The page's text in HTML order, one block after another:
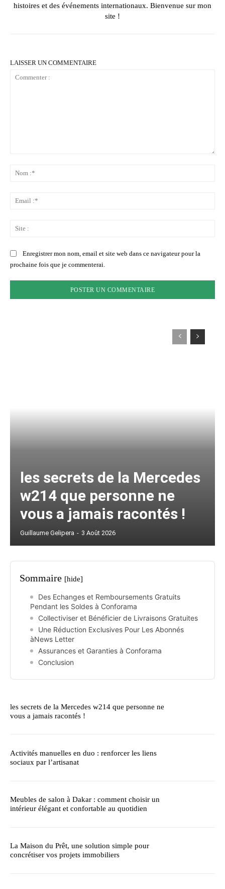
histoires et des événements internationaux. Bienvenue sur mon
site !
LAISSER UN COMMENTAIRE
Enregistrer mon nom, email et site web dans ce navigateur pour la
prochaine fois que je commenterai.
les secrets de la Mercedes
w214 que personne ne
vous a jamais racontés !
Guillaume Gelipera - 3 Août 2026
Sommaire [hide]
Des Echanges et Remboursements Gratuits
Pendant les Soldes à Conforama
Collectiviser et Bénéficier de Livraisons Gratuites
Une Réduction Exclusives Pour Les Abonnés
àNews Letter
Assurances et Garanties à Conforama
Conclusion
les secrets de la Mercedes w214 que personne ne
vous a jamais racontés !
Activités manuelles en duo : renforcer les liens
sociaux par l’artisanat
Meubles de salon à Dakar : comment choisir un
intérieur élégant et confortable au quotidien
La Maison du Prêt, une solution simple pour
concrétiser vos projets immobiliers